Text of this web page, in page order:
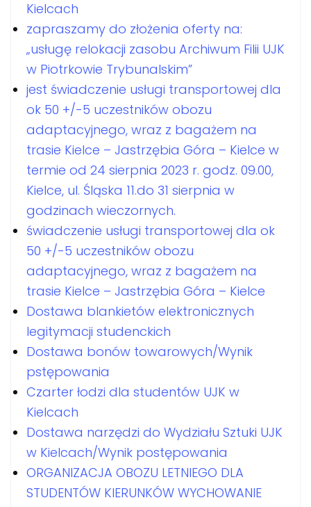
Kielcach
zapraszamy do złożenia oferty na:
„usługę relokacji zasobu Archiwum Filii UJK
w Piotrkowie Trybunalskim”
jest świadczenie usługi transportowej dla
ok 50 +/-5 uczestników obozu
adaptacyjnego, wraz z bagażem na
trasie Kielce – Jastrzębia Góra – Kielce w
termie od 24 sierpnia 2023 r. godz. 09.00,
Kielce, ul. Śląska 11.do 31 sierpnia w
godzinach wieczornych.
świadczenie usługi transportowej dla ok
50 +/-5 uczestników obozu
adaptacyjnego, wraz z bagażem na
trasie Kielce – Jastrzębia Góra – Kielce
Dostawa blankietów elektronicznych
legitymacji studenckich
Dostawa bonów towarowych/Wynik
pstępowania
Czarter łodzi dla studentów UJK w
Kielcach
Dostawa narzędzi do Wydziału Sztuki UJK
w Kielcach/Wynik postępowania
ORGANIZACJA OBOZU LETNIEGO DLA
STUDENTÓW KIERUNKÓW WYCHOWANIE